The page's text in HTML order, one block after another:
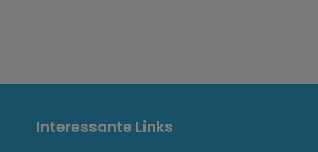
I
Interessante Links